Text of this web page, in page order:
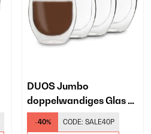
DUOS Jumbo
doppelwandiges Glas 2
x 310 & 410 ml
-40% CODE: SALE40P